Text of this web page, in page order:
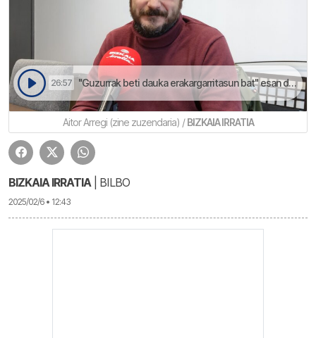
26:57 "Guzurrak beti dauka erakargarritasun bat" esan dau zine zuzendari oñatiarrak | Goizeko Izarretan
Aitor Arregi (zine zuzendaria) /BIZKAIA IRRATIA
BIZKAIA IRRATIA| BILBO
2025/02/6 • 12:43